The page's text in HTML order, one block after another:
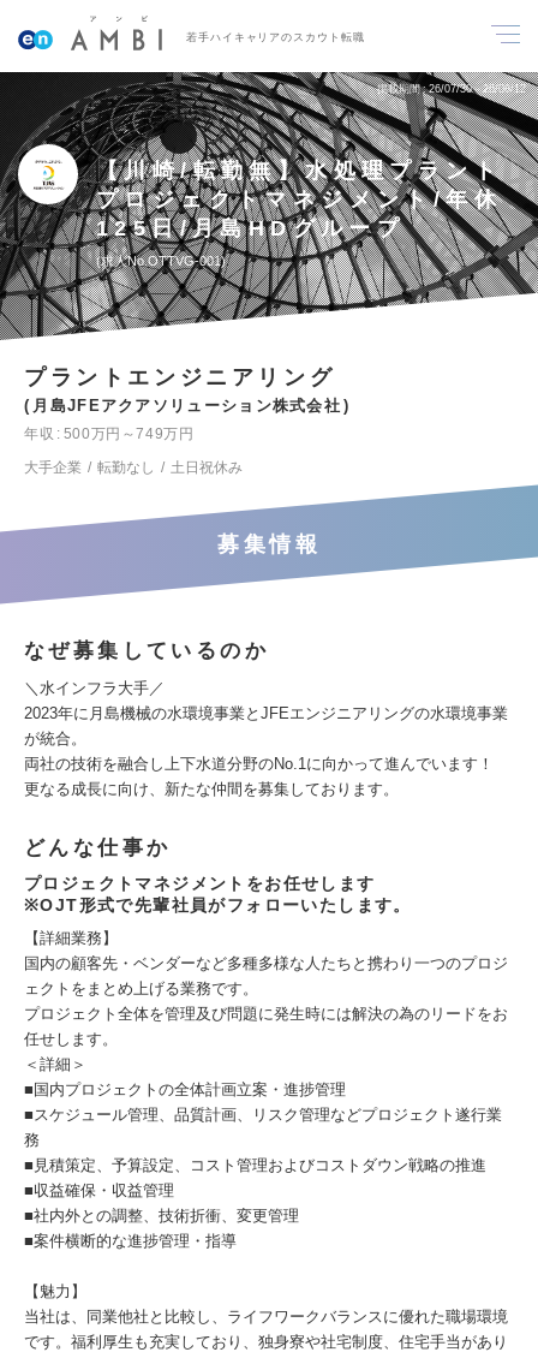
若手ハイキャリアのスカウト転職
掲載期間 26/07/30～26/08/12
【川崎/転勤無】水処理プラント
プロジェクトマネジメント/年休
125日/月島HDグループ
求人No.OTTVG-001
プラントエンジニアリング
月島JFEアクアソリューション株式会社
年収
500万円～749万円
大手企業
転勤なし 土日祝休み
募集情報
なぜ募集しているのか
＼水インフラ大手／
2023年に月島機械の水環境事業とJFEエンジニアリングの水環境事業
が統合。
両社の技術を融合し上下水道分野のNo.1に向かって進んでいます！
更なる成長に向け、新たな仲間を募集しております。
どんな仕事か
プロジェクトマネジメントをお任せします
※OJT形式で先輩社員がフォローいたします。
【詳細業務】
国内の顧客先・ベンダーなど多種多様な人たちと携わり一つのプロジ
ェクトをまとめ上げる業務です。
プロジェクト全体を管理及び問題に発生時には解決の為のリードをお
任せします。
＜詳細＞
■国内プロジェクトの全体計画立案・進捗管理
■スケジュール管理、品質計画、リスク管理などプロジェクト遂行業
務
■見積策定、予算設定、コスト管理およびコストダウン戦略の推進
■収益確保・収益管理
■社内外との調整、技術折衝、変更管理
■案件横断的な進捗管理・指導
【魅力】
当社は、同業他社と比較し、ライフワークバランスに優れた職場環境
です。福利厚生も充実しており、独身寮や社宅制度、住宅手当があり